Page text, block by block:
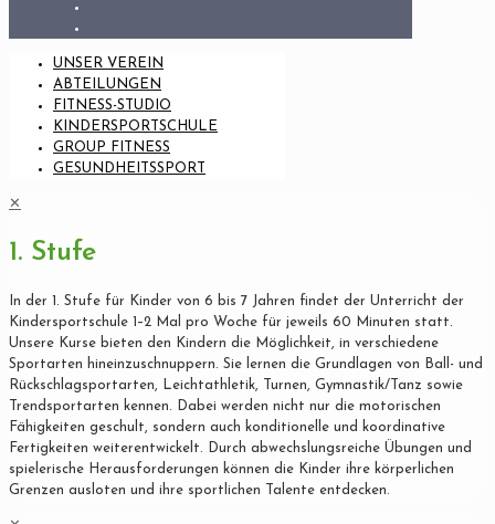
UNSER VEREIN
ABTEILUNGEN
FITNESS-STUDIO
KINDERSPORTSCHULE
GROUP FITNESS
GESUNDHEITSSPORT
✕
1. Stufe
In der 1. Stufe für Kinder von 6 bis 7 Jahren findet der Unterricht der
Kindersportschule 1–2 Mal pro Woche für jeweils 60 Minuten statt.
Unsere Kurse bieten den Kindern die Möglichkeit, in verschiedene
Sportarten hineinzuschnuppern. Sie lernen die Grundlagen von Ball- und
Rückschlagsportarten, Leichtathletik, Turnen, Gymnastik/Tanz sowie
Trendsportarten kennen. Dabei werden nicht nur die motorischen
Fähigkeiten geschult, sondern auch konditionelle und koordinative
Fertigkeiten weiterentwickelt. Durch abwechslungsreiche Übungen und
spielerische Herausforderungen können die Kinder ihre körperlichen
Grenzen ausloten und ihre sportlichen Talente entdecken.